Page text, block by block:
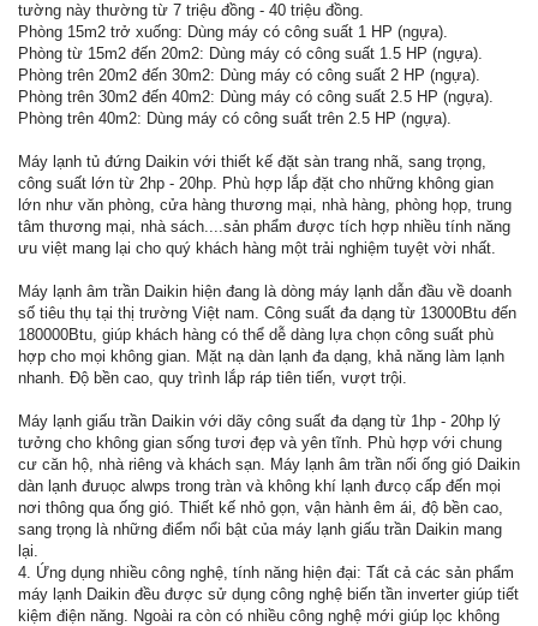
tường này thường từ 7 triệu đồng - 40 triệu đồng.
Phòng 15m2 trở xuống: Dùng máy có công suất 1 HP (ngựa).
Phòng từ 15m2 đến 20m2: Dùng máy có công suất 1.5 HP (ngựa).
Phòng trên 20m2 đến 30m2: Dùng máy có công suất 2 HP (ngựa).
Phòng trên 30m2 đến 40m2: Dùng máy có công suất 2.5 HP (ngựa).
Phòng trên 40m2: Dùng máy có công suất trên 2.5 HP (ngựa).
Máy lạnh tủ đứng Daikin với thiết kế đặt sàn trang nhã, sang trọng,
công suất lớn từ 2hp - 20hp. Phù hợp lắp đặt cho những không gian
lớn như văn phòng, cửa hàng thương mại, nhà hàng, phòng họp, trung
tâm thương mại, nhà sách....sản phẩm được tích hợp nhiều tính năng
ưu việt mang lại cho quý khách hàng một trải nghiệm tuyệt vời nhất.
Máy lạnh âm trần Daikin hiện đang là dòng máy lạnh dẫn đầu về doanh
số tiêu thụ tại thị trường Việt nam. Công suất đa dạng từ 13000Btu đến
180000Btu, giúp khách hàng có thể dễ dàng lựa chọn công suất phù
hợp cho mọi không gian. Mặt nạ dàn lạnh đa dạng, khả năng làm lạnh
nhanh. Độ bền cao, quy trình lắp ráp tiên tiến, vượt trội.
Máy lạnh giấu trần Daikin với dãy công suất đa dạng từ 1hp - 20hp lý
tưởng cho không gian sống tươi đẹp và yên tĩnh. Phù hợp với chung
cư căn hộ, nhà riêng và khách sạn. Máy lạnh âm trần nối ống gió Daikin
dàn lạnh đưuọc alwps trong tràn và không khí lạnh đưcọ cấp đến mọi
nơi thông qua ống gió. Thiết kế nhỏ gọn, vận hành êm ái, độ bền cao,
sang trọng là những điểm nổi bật của máy lạnh giấu trần Daikin mang
lại.
4. Ứng dụng nhiều công nghệ, tính năng hiện đại: Tất cả các sản phẩm
máy lạnh Daikin đều được sử dụng công nghệ biến tần inverter giúp tiết
kiệm điện năng. Ngoài ra còn có nhiều công nghệ mới giúp lọc không